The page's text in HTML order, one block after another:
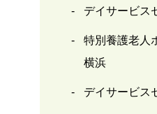
デイサービス
特別養護老人
横浜
デイサービ